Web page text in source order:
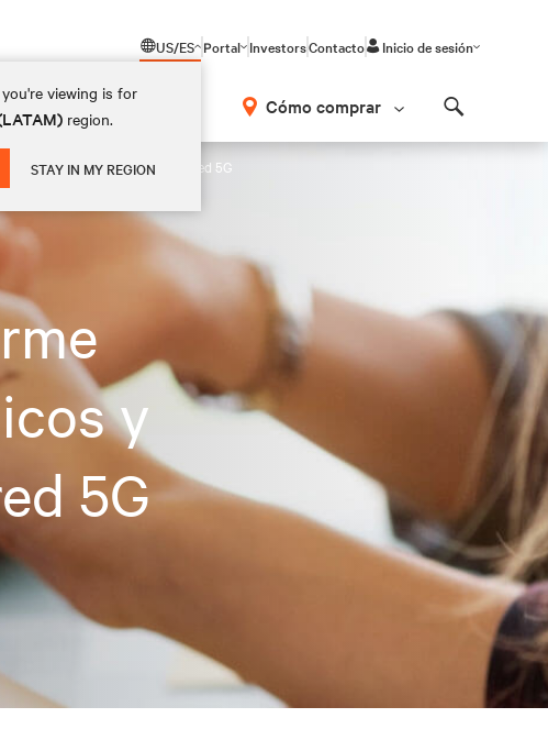
US/ES
viewing is for
region.
STAY IN MY REGION
Portal InvestorsContacto Inicio de sesión
Cómo comprar
y la preparación para la red 5G
y
5G